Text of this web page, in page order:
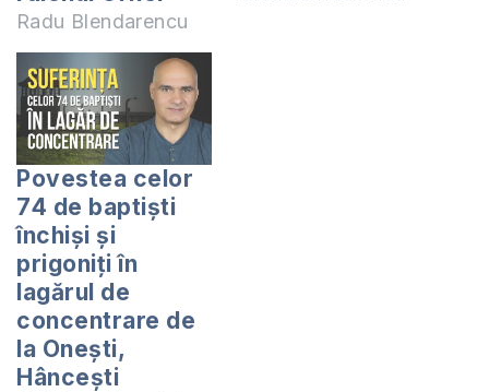
Radu Blendarencu
Povestea celor
74 de baptiști
închiși și
prigoniți în
lagărul de
concentrare de
la Onești,
Hâncești